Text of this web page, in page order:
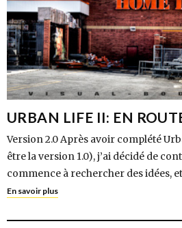
URBAN LIFE II: EN
Version 2.0 Après avoir complété
être la version 1.0), j’ai décidé de
commence à rechercher des idées,
En savoir plus